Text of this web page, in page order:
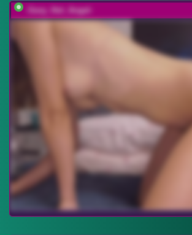
-Sexy_Hot_Angel-